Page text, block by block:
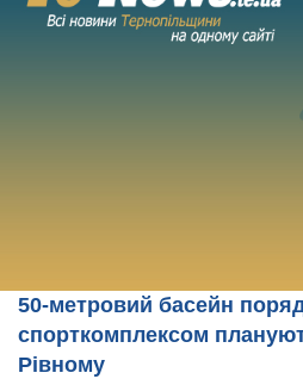
50-метровий басейн поряд
спорткомплексом
Рівному